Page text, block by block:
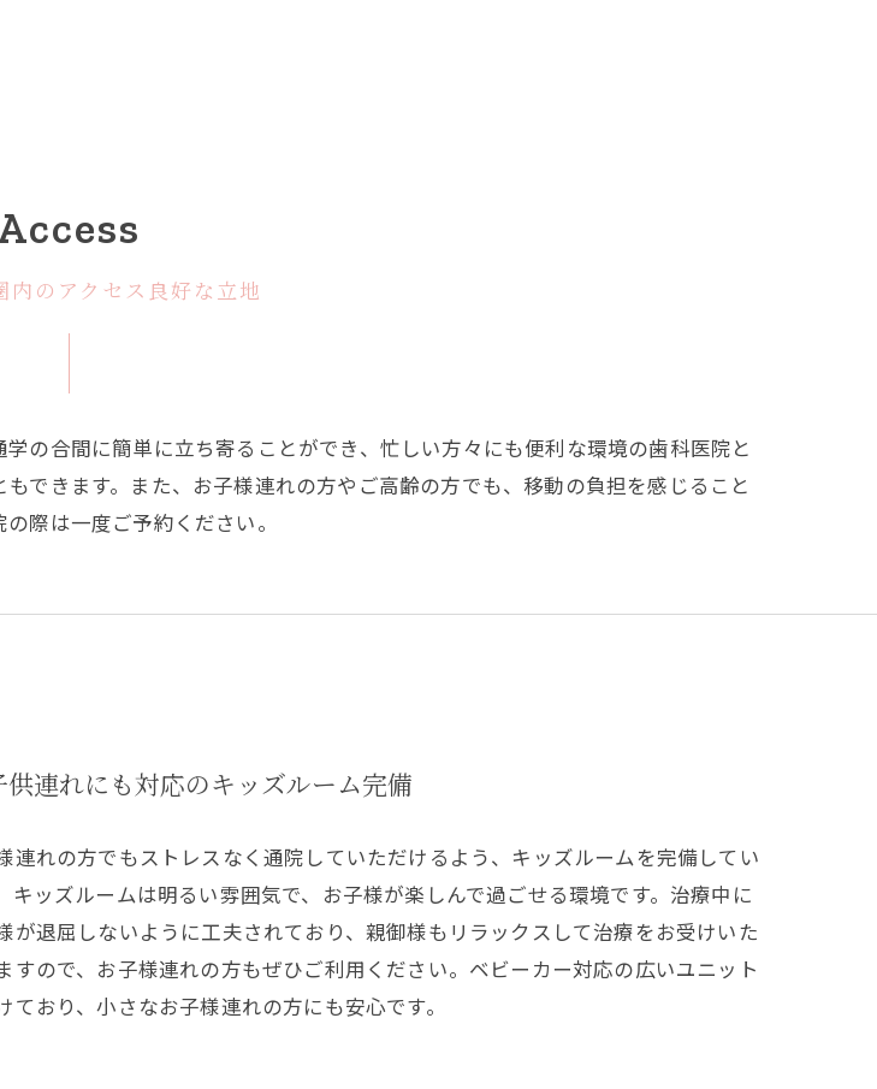
内のアクセス良好な立地
の合間に簡単に立ち寄ることができ、忙しい方々にも便利な環境の歯科医院と
できます。また、お子様連れの方やご高齢の方でも、移動の負担を感じること
際は一度ご予約ください。
供連れにも対応のキッズルーム完備
連れの方でもストレスなく通院していただけるよう、キッズルームを完備してい
キッズルームは明るい雰囲気で、お子様が楽しんで過ごせる環境です。治療中に
が退屈しないように工夫されており、親御様もリラックスして治療をお受けいた
すので、お子様連れの方もぜひご利用ください。ベビーカー対応の広いユニット
ており、小さなお子様連れの方にも安心です。